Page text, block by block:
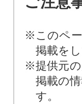
※このペ
掲載を
※提供元
掲載の
す。